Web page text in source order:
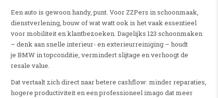
Een auto is gewoon handy, punt. Voor ZZPers in schoonmaak,
dienstverlening, bouw of wat watt ook is het vaak essentieel
voor mobiliteit en klantbezoeken. Dagelijks 123 schoonmaken
– denk aan snelle interieur- en exterieurreiniging – houdt
je BMW in topconditie, vermindert slijtage en verhoogt de
resale value.
Dat vertaalt zich direct naar betere cashflow: minder reparaties,
hogere productiviteit en een professioneel imago dat meer